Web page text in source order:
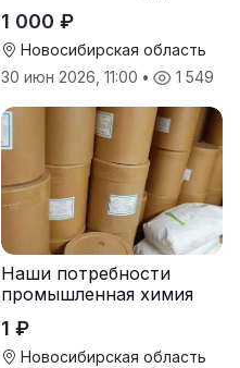
Новосибирске
1 000 ₽
Новосибирская область
30 июн 2026, 11:00 • 1 549
Наши потребности
промышленная химия
1 ₽
Новосибирская область